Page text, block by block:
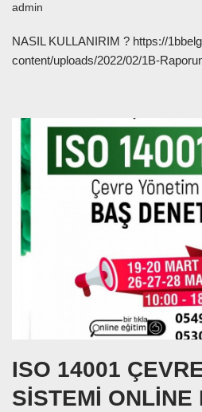
admin
NASIL KULLANIRIM ? https://
content/uploads/2022/02/1B-
ISO 14001
SİSTEMİ ONLİNE